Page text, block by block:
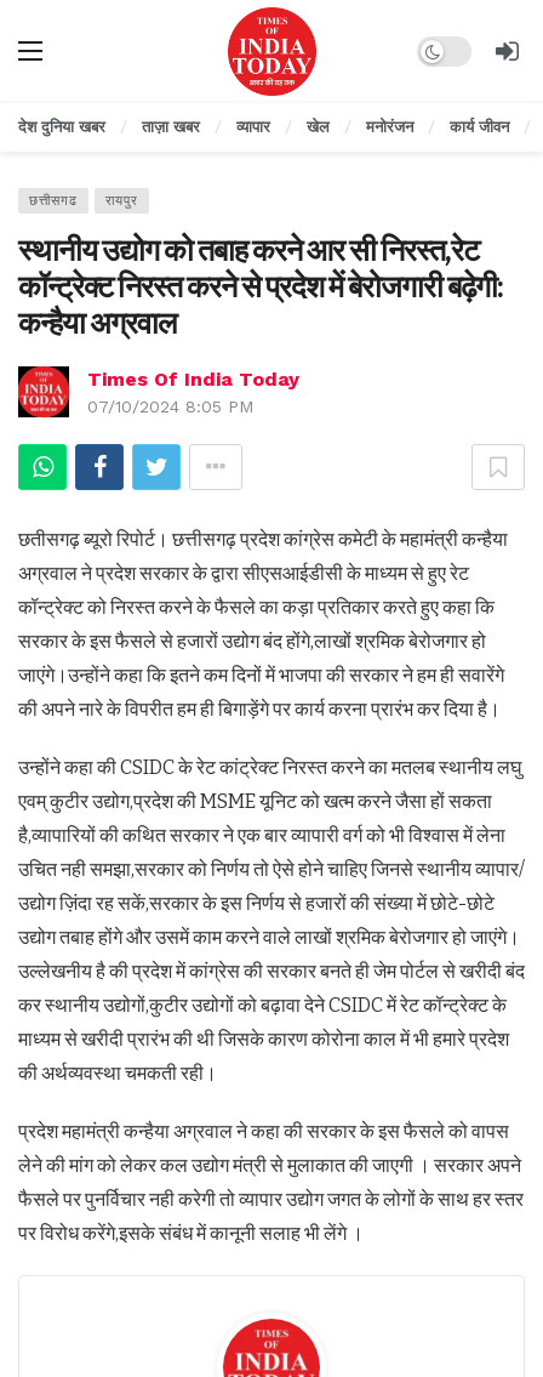
Dark mode
देश दुनिया खबर ताज़ा खबर व्यापार खेल मनोरंजन कार्य जीवन
छत्तीसगढ रायपुर
स्थानीय उद्योग को तबाह करने आर सी निरस्त,रेट
कॉन्ट्रेक्ट निरस्त करने से प्रदेश में बेरोजगारी बढ़ेगी:
कन्हैया अग्रवाल
Times Of India Today
07/10/2024 8:05 PM
छतीसगढ़ ब्यूरो रिपोर्ट। छत्तीसगढ़ प्रदेश कांग्रेस कमेटी के महामंत्री कन्हैया
अग्रवाल ने प्रदेश सरकार के द्वारा सीएसआईडीसी के माध्यम से हुए रेट
कॉन्ट्रेक्ट को निरस्त करने के फैसले का कड़ा प्रतिकार करते हुए कहा कि
सरकार के इस फैसले से हजारों उद्योग बंद होंगे,लाखों श्रमिक बेरोजगार हो
जाएंगे।उन्होंने कहा कि इतने कम दिनों में भाजपा की सरकार ने हम ही सवारेंगे
की अपने नारे के विपरीत हम ही बिगाड़ेंगे पर कार्य करना प्रारंभ कर दिया है।
उन्होंने कहा की CSIDC के रेट कांट्रेक्ट निरस्त करने का मतलब स्थानीय लघु
एवम् कुटीर उद्योग,प्रदेश की MSME यूनिट को खत्म करने जैसा हों सकता
है,व्यापारियों की कथित सरकार ने एक बार व्यापारी वर्ग को भी विश्वास में लेना
उचित नही समझा,सरकार को निर्णय तो ऐसे होने चाहिए जिनसे स्थानीय व्यापार/
उद्योग ज़िंदा रह सकें,सरकार के इस निर्णय से हजारों की संख्या में छोटे-छोटे
उद्योग तबाह होंगे और उसमें काम करने वाले लाखों श्रमिक बेरोजगार हो जाएंगे।
उल्लेखनीय है की प्रदेश में कांग्रेस की सरकार बनते ही जेम पोर्टल से खरीदी बंद
कर स्थानीय उद्योगों,कुटीर उद्योगों को बढ़ावा देने CSIDC में रेट कॉन्ट्रेक्ट के
माध्यम से खरीदी प्रारंभ की थी जिसके कारण कोरोना काल में भी हमारे प्रदेश
की अर्थव्यवस्था चमकती रही।
प्रदेश महामंत्री कन्हैया अग्रवाल ने कहा की सरकार के इस फैसले को वापस
लेने की मांग को लेकर कल उद्योग मंत्री से मुलाकात की जाएगी । सरकार अपने
फैसले पर पुनर्विचार नही करेगी तो व्यापार उद्योग जगत के लोगों के साथ हर स्तर
पर विरोध करेंगे,इसके संबंध में कानूनी सलाह भी लेंगे ।